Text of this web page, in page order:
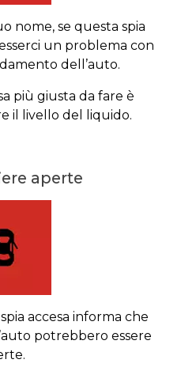
nome, se questa spia
un problema con
dell’auto.
più giusta da fare è
il livello del liquido.
aperte
accesa informa che
potrebbero essere